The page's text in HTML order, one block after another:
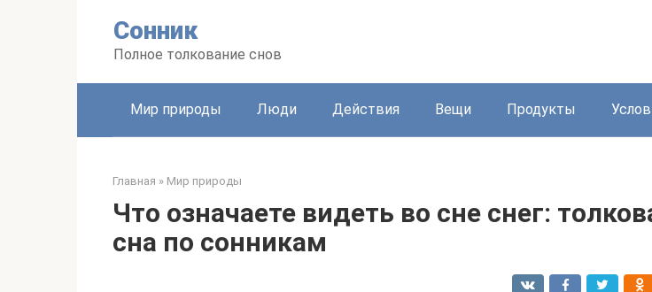
Сонник
Полное толкование снов
Мир природы Люди Действия Вещи Продукты
Главная » Мир природы
Что означаете видеть во сне снег:
сна по сонникам